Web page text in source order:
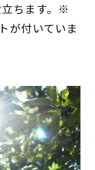
ちます。※
が付いていま